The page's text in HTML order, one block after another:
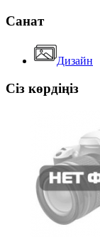
Санат
Дизайн
Сіз көрдіңіз